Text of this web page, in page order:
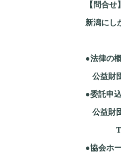
【問合せ】
新潟にし
●法律の
公益財
●委託申
公益財
●協会ホ